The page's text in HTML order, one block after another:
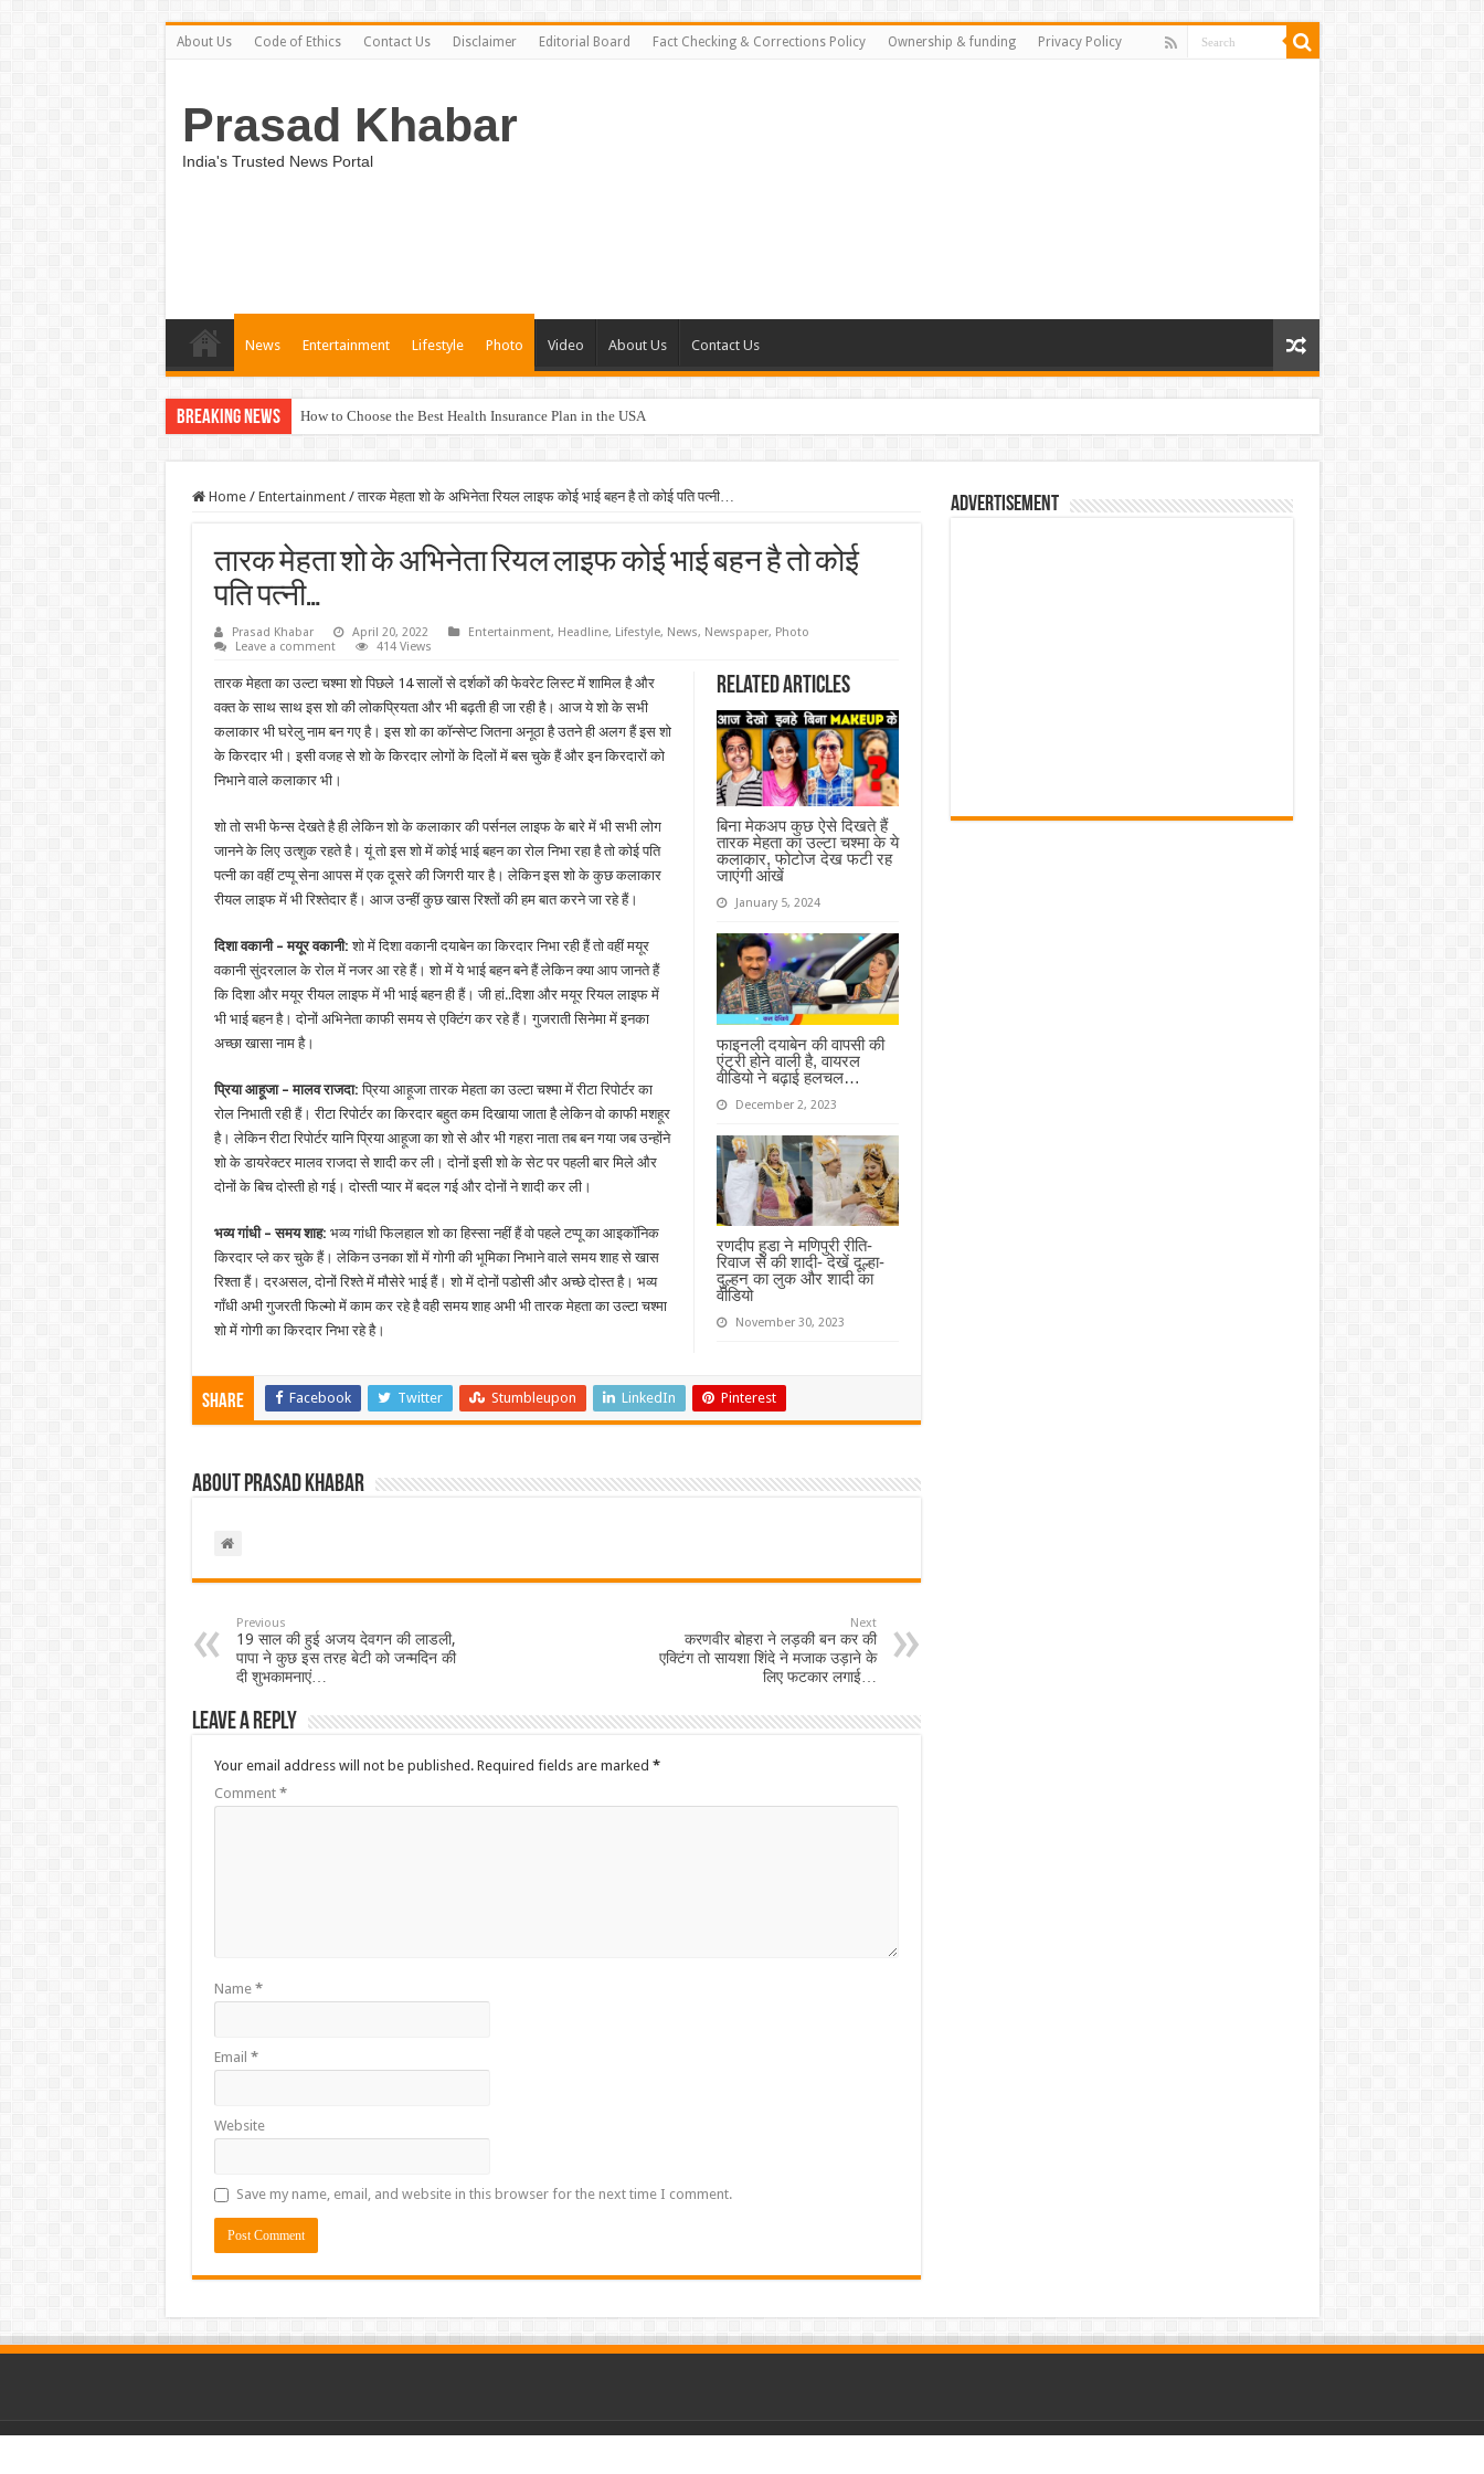
About Us Code of Ethics Contact Us Disclaimer Editorial Board Fact Checking & Corrections Policy Ownership & funding Privacy Policy
Prasad Khabar
India's Trusted News Portal
News Entertainment Lifestyle Photo Video About Us Contact Us
Breaking News How to Choose the Best Health Insurance Plan in the USA
Home / Entertainment / तारक मेहता शो के अभिनेता रियल लाइफ कोई भाई बहन है तो कोई पति पत्नी…
तारक मेहता शो के अभिनेता रियल लाइफ कोई भाई बहन है तो कोई
पति पत्नी…
Prasad Khabar April 20, 2022 Entertainment, Headline, Lifestyle, News, Newspaper, Photo
Leave a comment
414 Views
Related Articles
बिना मेकअप कुछ ऐसे दिखते हैं
तारक मेहता का उल्टा चश्मा के ये
कलाकार, फोटोज देख फटी रह
जाएंगी आंखें
January 5, 2024
फाइनली दयाबेन की वापसी की
एंट्री होने वाली है, वायरल
वीडियो ने बढ़ाई हलचल…
December 2, 2023
रणदीप हुडा ने मणिपुरी रीति-
रिवाज से की शादी- देखें दूल्हा-
दुल्हन का लुक और शादी का
वीडियो
November 30, 2023
तारक मेहता का उल्टा चश्मा शो पिछले 14 सालों से दर्शकों की फेवरेट लिस्ट में शामिल है और
वक्त के साथ साथ इस शो की लोकप्रियता और भी बढ़ती ही जा रही है। आज ये शो के सभी
कलाकार भी घरेलु नाम बन गए है। इस शो का कॉन्सेप्ट जितना अनूठा है उतने ही अलग हैं इस शो
के किरदार भी। इसी वजह से शो के किरदार लोगों के दिलों में बस चुके हैं और इन किरदारों को
निभाने वाले कलाकार भी।
शो तो सभी फेन्स देखते है ही लेकिन शो के कलाकार की पर्सनल लाइफ के बारे में भी सभी लोग
जानने के लिए उत्शुक रहते है। यूं तो इस शो में कोई भाई बहन का रोल निभा रहा है तो कोई पति
पत्नी का वहीं टप्पू सेना आपस में एक दूसरे की जिगरी यार है। लेकिन इस शो के कुछ कलाकार
रीयल लाइफ में भी रिश्तेदार हैं। आज उन्हीं कुछ खास रिश्तों की हम बात करने जा रहे हैं।
दिशा वकानी – मयूर वकानी: शो में दिशा वकानी दयाबेन का किरदार निभा रही हैं तो वहीं मयूर
वकानी सुंदरलाल के रोल में नजर आ रहे हैं। शो में ये भाई बहन बने हैं लेकिन क्या आप जानते हैं
कि दिशा और मयूर रीयल लाइफ में भी भाई बहन ही हैं। जी हां..दिशा और मयूर रियल लाइफ में
भी भाई बहन है। दोनों अभिनेता काफी समय से एक्टिंग कर रहे हैं। गुजराती सिनेमा में इनका
अच्छा खासा नाम है।
प्रिया आहूजा – मालव राजदा: प्रिया आहूजा तारक मेहता का उल्टा चश्मा में रीटा रिपोर्टर का
रोल निभाती रही हैं। रीटा रिपोर्टर का किरदार बहुत कम दिखाया जाता है लेकिन वो काफी मशहूर
है। लेकिन रीटा रिपोर्टर यानि प्रिया आहूजा का शो से और भी गहरा नाता तब बन गया जब उन्होंने
शो के डायरेक्टर मालव राजदा से शादी कर ली। दोनों इसी शो के सेट पर पहली बार मिले और
दोनों के बिच दोस्ती हो गई। दोस्ती प्यार में बदल गई और दोनों ने शादी कर ली।
भव्य गांधी – समय शाह: भव्य गांधी फिलहाल शो का हिस्सा नहीं हैं वो पहले टप्पू का आइकॉनिक
किरदार प्ले कर चुके हैं। लेकिन उनका शों में गोगी की भूमिका निभाने वाले समय शाह से खास
रिश्ता हैं। दरअसल, दोनों रिश्ते में मौसेरे भाई हैं। शो में दोनों पडोसी और अच्छे दोस्त है। भव्य
गाँधी अभी गुजरती फिल्मो में काम कर रहे है वही समय शाह अभी भी तारक मेहता का उल्टा चश्मा
शो में गोगी का किरदार निभा रहे है।
Share Facebook Twitter Stumbleupon LinkedIn Pinterest
About Prasad Khabar
Previous
19 साल की हुई अजय देवगन की लाडली,
पापा ने कुछ इस तरह बेटी को जन्मदिन की
दी शुभकामनाएं…
Next
करणवीर बोहरा ने लड़की बन कर की
एक्टिंग तो सायशा शिंदे ने मजाक उड़ाने के
लिए फटकार लगाई…
Leave a Reply
Your email address will not be published. Required fields are marked *
Comment *
Name *
Email *
Website
Save my name, email, and website in this browser for the next time I comment.
Advertisement